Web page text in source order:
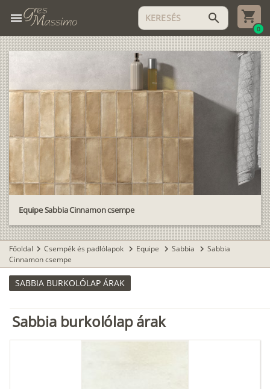
menu search
0
Equipe Sabbia Cinnamon csempe
Főoldal chevron_right Csempék és padlólapok chevron_right Equipe chevron_right Sabbia chevron_right Sabbia
Cinnamon csempe
SABBIA BURKOLÓLAP ÁRAK
Sabbia burkolólap árak